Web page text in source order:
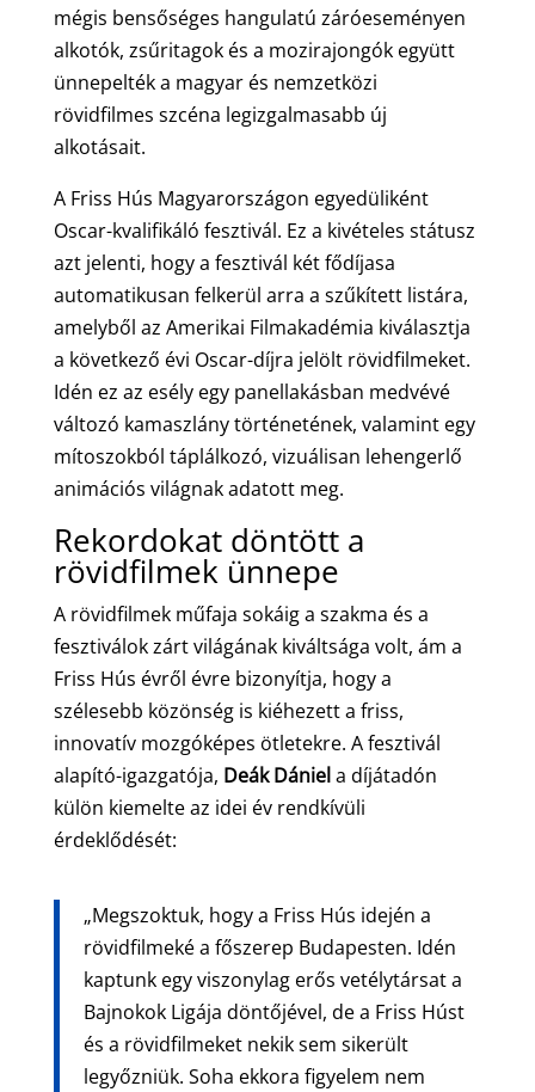
mégis bensőséges hangulatú záróeseményen
alkotók, zsűritagok és a mozirajongók együtt
ünnepelték a magyar és nemzetközi
rövidfilmes szcéna legizgalmasabb új
alkotásait.
A Friss Hús Magyarországon egyedüliként
Oscar-kvalifikáló fesztivál. Ez a kivételes státusz
azt jelenti, hogy a fesztivál két fődíjasa
automatikusan felkerül arra a szűkített listára,
amelyből az Amerikai Filmakadémia kiválasztja
a következő évi Oscar-díjra jelölt rövidfilmeket.
Idén ez az esély egy panellakásban medvévé
változó kamaszlány történetének, valamint egy
mítoszokból táplálkozó, vizuálisan lehengerlő
animációs világnak adatott meg.
Rekordokat döntött a
rövidfilmek ünnepe
A rövidfilmek műfaja sokáig a szakma és a
fesztiválok zárt világának kiváltsága volt, ám a
Friss Hús évről évre bizonyítja, hogy a
szélesebb közönség is kiéhezett a friss,
innovatív mozgóképes ötletekre. A fesztivál
alapító-igazgatója, Deák Dániela díjátadón
külön kiemelte az idei év rendkívüli
érdeklődését:
„Megszoktuk, hogy a Friss Hús idején a
rövidfilmeké a főszerep Budapesten. Idén
kaptunk egy viszonylag erős vetélytársat a
Bajnokok Ligája döntőjével, de a Friss Húst
és a rövidfilmeket nekik sem sikerült
legyőzniük. Soha ekkora figyelem nem